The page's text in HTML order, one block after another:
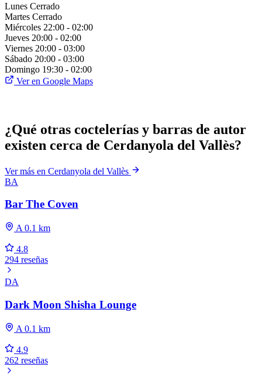
Lunes Cerrado
Martes Cerrado
Miércoles 22:00 - 02:00
Jueves 20:00 - 02:00
Viernes 20:00 - 03:00
Sábado 20:00 - 03:00
Domingo 19:30 - 02:00
Ver en Google Maps
¿Qué otras coctelerías y barras de autor
existen cerca de Cerdanyola del Vallès?
Ver más en Cerdanyola del Vallès
BA
Bar The Coven
A 0.1 km
4.8
294 reseñas
DA
Dark Moon Shisha Lounge
A 0.1 km
4.9
262 reseñas